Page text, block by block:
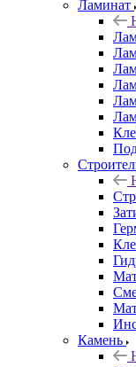
Ламинат
Камень